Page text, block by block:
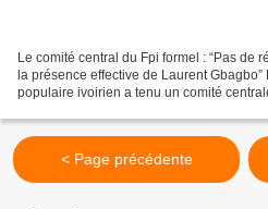
Le comité central du Fpi formel : “Pas de
la présence effective de Laurent
populaire ivoirien a tenu un comité
< Page précédente